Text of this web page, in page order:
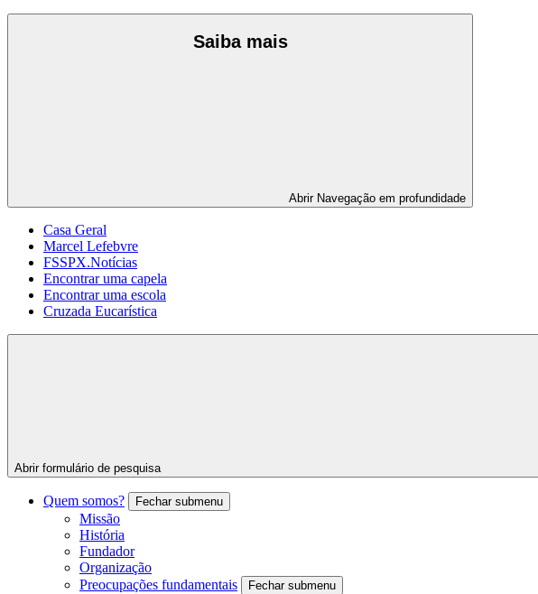
Saiba mais
Abrir Navegação em profundidade
Casa Geral
Marcel Lefebvre
FSSPX.Notícias
Encontrar uma capela
Encontrar uma escola
Cruzada Eucarística
Abrir formulário de pesquisa
Quem somos? Fechar submenu
Missão
História
Fundador
Organização
Preocupações fundamentais
Fechar submenu